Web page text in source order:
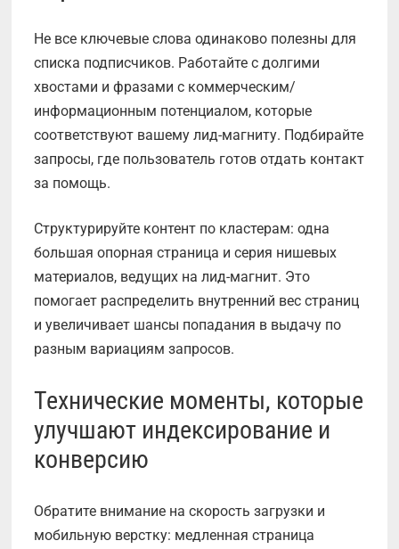
Не все ключевые слова одинаково полезны для
списка подписчиков. Работайте с долгими
хвостами и фразами с коммерческим/
информационным потенциалом, которые
соответствуют вашему лид-магниту. Подбирайте
запросы, где пользователь готов отдать контакт
за помощь.
Структурируйте контент по кластерам: одна
большая опорная страница и серия нишевых
материалов, ведущих на лид-магнит. Это
помогает распределить внутренний вес страниц
и увеличивает шансы попадания в выдачу по
разным вариациям запросов.
Технические моменты, которые
улучшают индексирование и
конверсию
Обратите внимание на скорость загрузки и
мобильную верстку: медленная страница